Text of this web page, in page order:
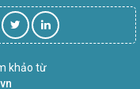
khảo từ